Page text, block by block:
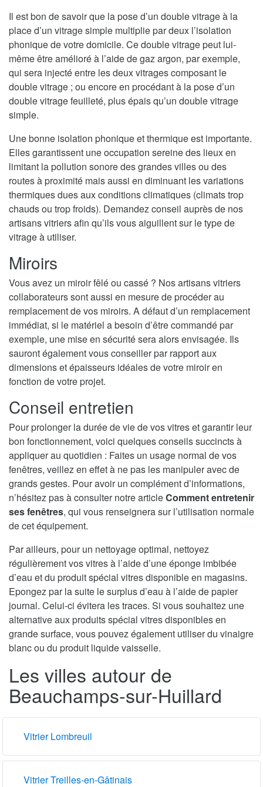
Il est bon de savoir que la pose d’un double vitrage à la
place d’un vitrage simple multiplie par deux l’isolation
phonique de votre domicile. Ce double vitrage peut lui-
même être amélioré à l’aide de gaz argon, par exemple,
qui sera injecté entre les deux vitrages composant le
double vitrage ; ou encore en procédant à la pose d’un
double vitrage feuilleté, plus épais qu’un double vitrage
simple.
Une bonne isolation phonique et thermique est importante.
Elles garantissent une occupation sereine des lieux en
limitant la pollution sonore des grandes villes ou des
routes à proximité mais aussi en diminuant les variations
thermiques dues aux conditions climatiques (climats trop
chauds ou trop froids). Demandez conseil auprès de nos
artisans vitriers afin qu’ils vous aiguillent sur le type de
vitrage à utiliser.
Miroirs
Vous avez un miroir fêlé ou cassé ? Nos artisans vitriers
collaborateurs sont aussi en mesure de procéder au
remplacement de vos miroirs. A défaut d’un remplacement
immédiat, si le matériel a besoin d’être commandé par
exemple, une mise en sécurité sera alors envisagée. Ils
sauront également vous conseiller par rapport aux
dimensions et épaisseurs idéales de votre miroir en
fonction de votre projet.
Conseil entretien
Pour prolonger la durée de vie de vos vitres et garantir leur
bon fonctionnement, voici quelques conseils succincts à
appliquer au quotidien : Faites un usage normal de vos
fenêtres, veillez en effet à ne pas les manipuler avec de
grands gestes. Pour avoir un complément d’informations,
n’hésitez pas à consulter notre articleComment entretenir
ses fenêtres, qui vous renseignera sur l’utilisation normale
de cet équipement.
Par ailleurs, pour un nettoyage optimal, nettoyez
régulièrement vos vitres à l’aide d’une éponge imbibée
d’eau et du produit spécial vitres disponible en magasins.
Epongez par la suite le surplus d’eau à l’aide de papier
journal. Celui-ci évitera les traces. Si vous souhaitez une
alternative aux produits spécial vitres disponibles en
grande surface, vous pouvez également utiliser du vinaigre
blanc ou du produit liquide vaisselle.
Les villes autour de
Beauchamps-sur-Huillard
Vitrier Lombreuil
Vitrier Treilles-en-Gâtinais